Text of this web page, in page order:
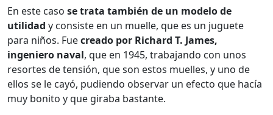
En este caso se trata también de un modelo de
utilidad y consiste en un muelle, que es un juguete
para niños. Fuecreado por Richard T. James,
ingeniero naval, que en 1945, trabajando con unos
resortes de tensión, que son estos muelles, y uno de
ellos se le cayó, pudiendo observar un efecto que hacía
muy bonito y que giraba bastante.